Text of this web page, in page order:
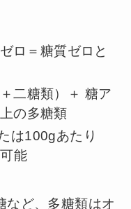
ロ＝糖質ゼロと
二糖類）＋ 糖ア
の多糖類
は100gあたり
能
など、多糖類はオ